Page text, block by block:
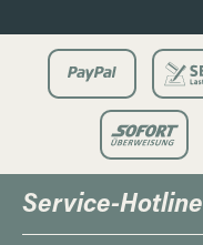
Service-Hotline